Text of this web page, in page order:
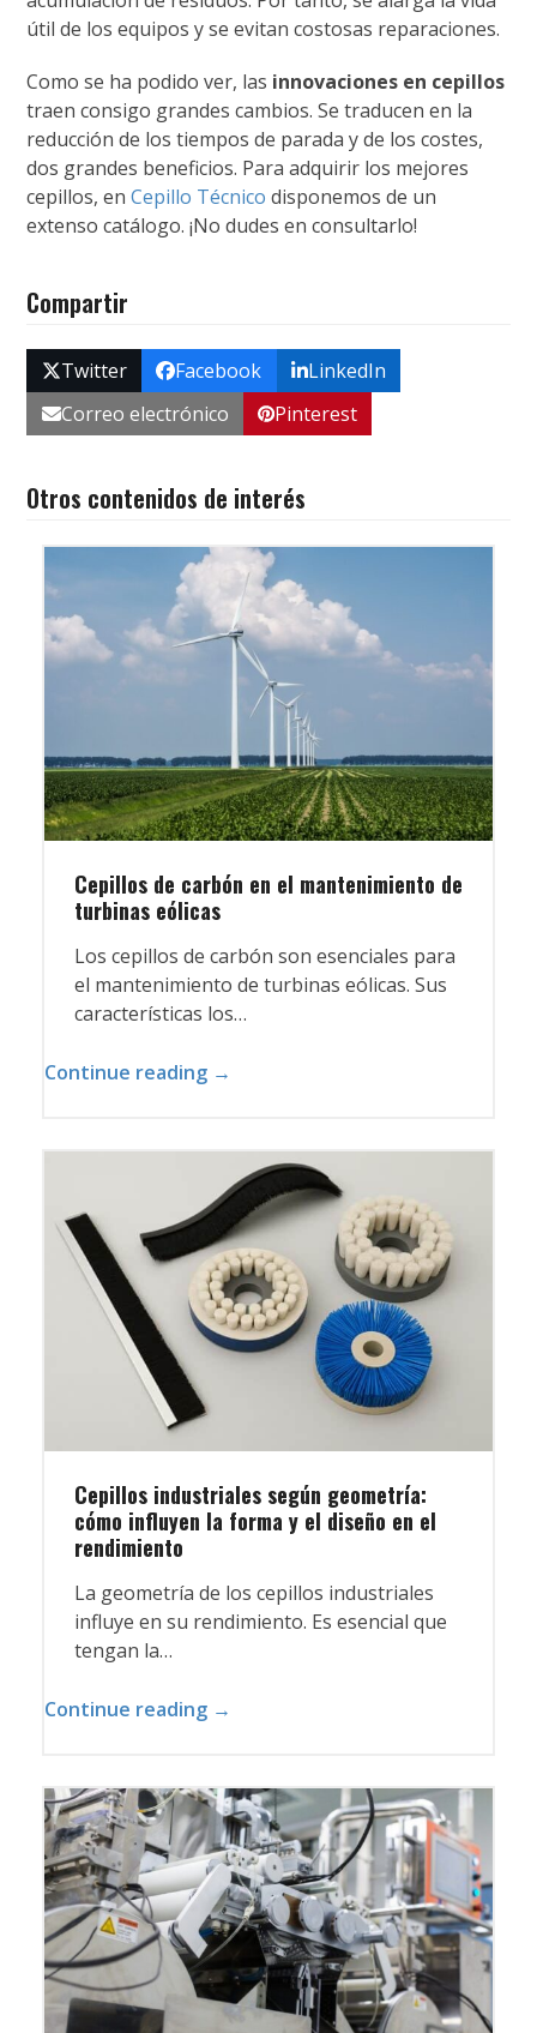
útil de los equipos y se evitan costosas reparaciones.
Como se ha podido ver, las innovaciones en cepillos
traen consigo grandes cambios. Se traducen en la
reducción de los tiempos de parada y de los costes,
dos grandes beneficios. Para adquirir los mejores
cepillos, enCepillo Técnico disponemos de un
extenso catálogo. ¡No dudes en consultarlo!
Compartir
Twitter Facebook
LinkedIn
Correo electrónico
Pinterest
Otros contenidos de interés
Cepillos de carbón en el mantenimiento de
turbinas eólicas
Los cepillos de carbón son esenciales para
el mantenimiento de turbinas eólicas. Sus
características los…
Continue reading →
Cepillos industriales según geometría:
cómo influyen la forma y el diseño en el
rendimiento
La geometría de los cepillos industriales
influye en su rendimiento. Es esencial que
tengan la…
Continue reading →